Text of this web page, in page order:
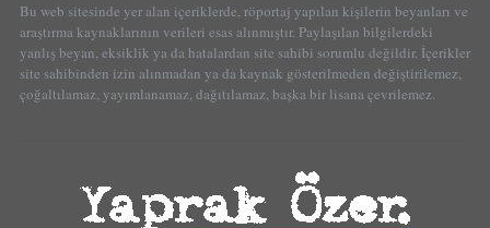
Bu web sitesinde yer alan içeriklerde, röportaj yapılan kişilerin beyanları ve
araştırma kaynaklarının verileri esas alınmıştır. Paylaşılan bilgilerdeki
yanlış beyan, eksiklik ya da hatalardan site sahibi sorumlu değildir. İçerikler
site sahibinden izin alınmadan ya da kaynak gösterilmeden değiştirilemez,
çoğaltılamaz, yayımlanamaz, dağıtılamaz, başka bir lisana çevrilemez.